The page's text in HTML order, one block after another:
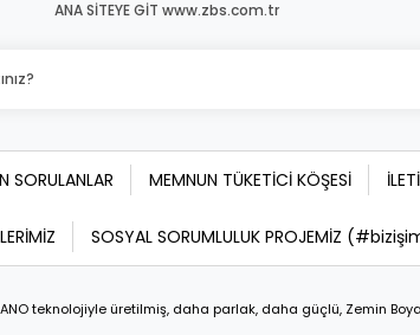
ANA SİTEYE GİT www.zbs.com.tr
SORULANLAR MEMNUN TÜKETİCİ KÖŞESİ
SOSYAL SORUMLULUK PROJEMİZ
teknolojiyle üretilmiş, daha parlak, daha güçlü, Zemin